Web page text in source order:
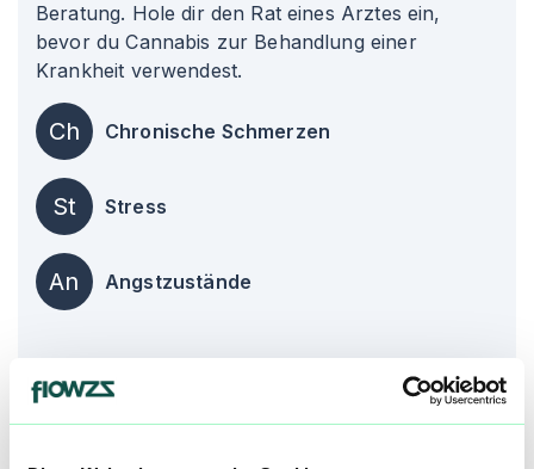
Beratung. Hole dir den Rat eines Arztes ein,
bevor du Cannabis zur Behandlung einer
Krankheit verwendest.
Ch Chronische Schmerzen
St Stress
An Angstzustände